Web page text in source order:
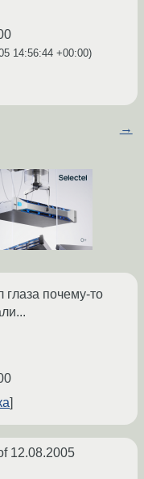
14:56:44 +00:00)
→
глаза почему-то
12.08.2005